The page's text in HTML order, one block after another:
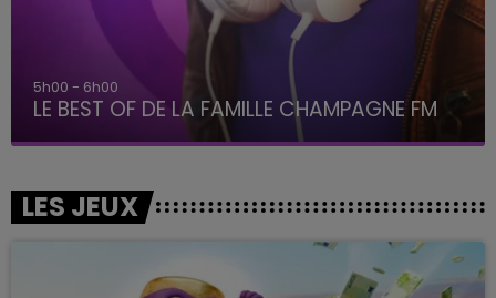
6h00 - 10h00
La Famille
LES JEUX